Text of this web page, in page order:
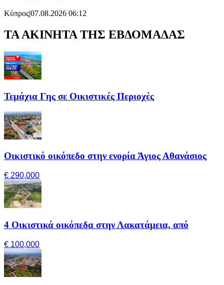
Κύπρος07.08.2026 06:12
ΤΑ ΑΚΙΝΗΤΑ ΤΗΣ ΕΒΔΟΜΑΔΑΣ
Τεμάχια Γης σε Οικιστικές Περιοχές
Οικιστικό οικόπεδο στην ενορία Άγιος Αθανάσιος
€ 290,000
4 Οικιστικά οικόπεδα στην Λακατάμεια, από
€ 100,000